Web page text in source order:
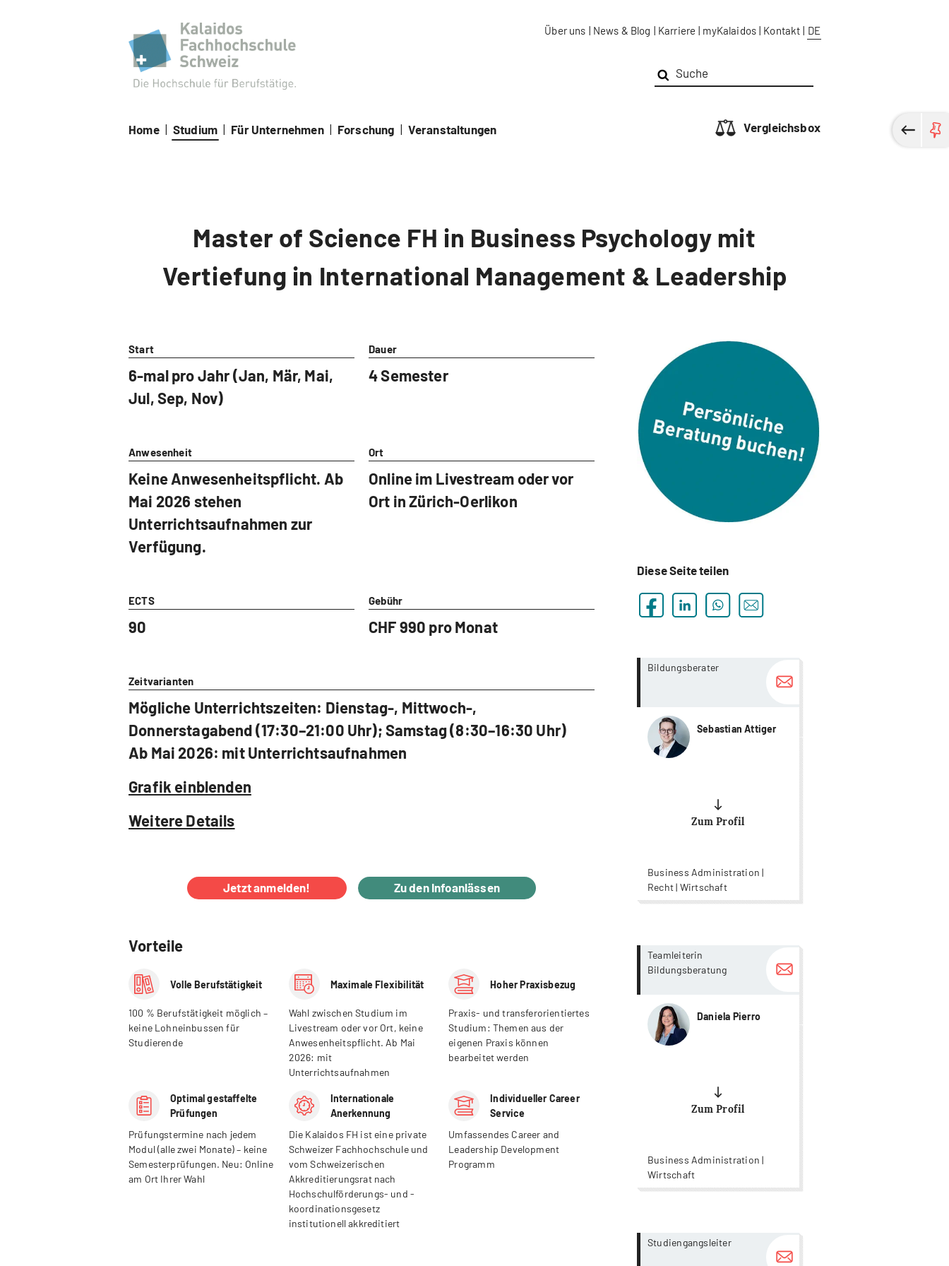
Über uns | News & Blog | Karriere | myKalaidos | Kontakt | DE
Home | Studium | Für Unternehmen | Forschung | Veranstaltungen Vergleichsbox
Master of Science FH in Business Psychology mit
Vertiefung in International Management & Leadership
Start
6-mal pro Jahr (Jan, Mär, Mai,
Jul, Sep, Nov)
Dauer
4 Semester
Anwesenheit
Keine Anwesenheitspflicht. Ab
Mai 2026 stehen
Unterrichtsaufnahmen zur
Verfügung.
Ort
Online im Livestream oder vor
Ort in Zürich-Oerlikon
ECTS
90
Gebühr
CHF 990 pro Monat
Zeitvarianten
Mögliche Unterrichtszeiten: Dienstag-, Mittwoch-,
Donnerstagabend (17:30–21:00 Uhr); Samstag (8:30–16:30 Uhr)
Ab Mai 2026: mit Unterrichtsaufnahmen
Grafik einblenden
Weitere Details
Jetzt anmelden! Zu den Infoanlässen
Vorteile
Volle Berufstätigkeit
100 % Berufstätigkeit möglich –
keine Lohneinbussen für
Studierende
Maximale Flexibilität
Wahl zwischen Studium im
Livestream oder vor Ort, keine
Anwesenheitspflicht. Ab Mai
2026: mit
Unterrichtsaufnahmen
Hoher Praxisbezug
Praxis- und transferorientiertes
Studium: Themen aus der
eigenen Praxis können
bearbeitet werden
Optimal gestaffelte
Prüfungen
Prüfungstermine nach jedem
Modul (alle zwei Monate) – keine
Semesterprüfungen. Neu: Online
am Ort Ihrer Wahl
Internationale
Anerkennung
Die Kalaidos FH ist eine private
Schweizer Fachhochschule und
vom Schweizerischen
Akkreditierungsrat nach
Hochschulförderungs- und -
koordinationsgesetz
institutionell akkreditiert
Individueller Career
Service
Umfassendes Career and
Leadership Development
Programm
Diese Seite teilen
Bildungsberater
Sebastian Attiger
Zum Profil
Business Administration |
Recht | Wirtschaft
more...
more...
Teamleiterin
Bildungsberatung
Daniela Pierro
Zum Profil
Business Administration |
Wirtschaft
more...
more...
Studiengangsleiter more...
more...